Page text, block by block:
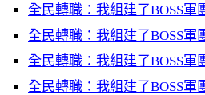
全民轉職：我組建了BOSS軍
全民轉職：我組建了BOSS軍
全民轉職：我組建了BOSS軍
全民轉職：我組建了BOSS軍